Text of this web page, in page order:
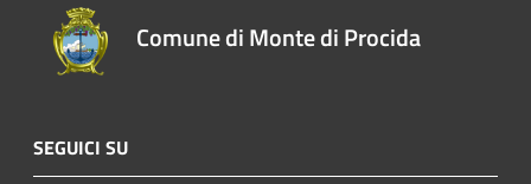
Comune di Monte di Procida
SEGUICI SU